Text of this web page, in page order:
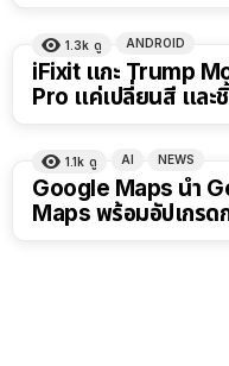
1.3k ดู ANDROID
iFixit แกะ Trump
Pro แค่เปลี่ยนสี และ
1.1k ดู AI NEWS
Google Maps นำ
Maps พร้อมอัปเกรด